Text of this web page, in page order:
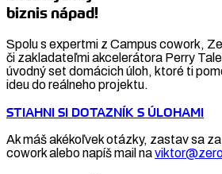
biznis nápad!
Spolu s expertmi z Campus cowork,
či zakladateľmi akcelerátora Perry
úvodný set domácich úloh, ktoré ti
ideu do reálneho projektu.
STIAHNI SI DOTAZNÍK S ÚLOHAMI
Ak máš akékoľvek otázky, zastav sa
cowork alebo napíš mail na